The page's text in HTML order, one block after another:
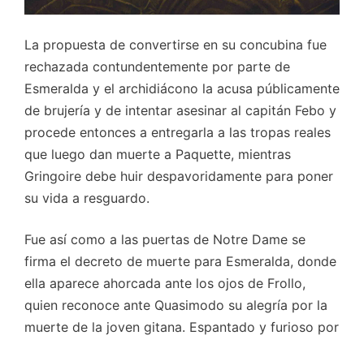
La propuesta de convertirse en su concubina fue
rechazada contundentemente por parte de
Esmeralda y el archidiácono la acusa públicamente
de brujería y de intentar asesinar al capitán Febo y
procede entonces a entregarla a las tropas reales
que luego dan muerte a Paquette, mientras
Gringoire debe huir despavoridamente para poner
su vida a resguardo.
Fue así como a las puertas de Notre Dame se
firma el decreto de muerte para Esmeralda, donde
ella aparece ahorcada ante los ojos de Frollo,
quien reconoce ante Quasimodo su alegría por la
muerte de la joven gitana. Espantado y furioso por